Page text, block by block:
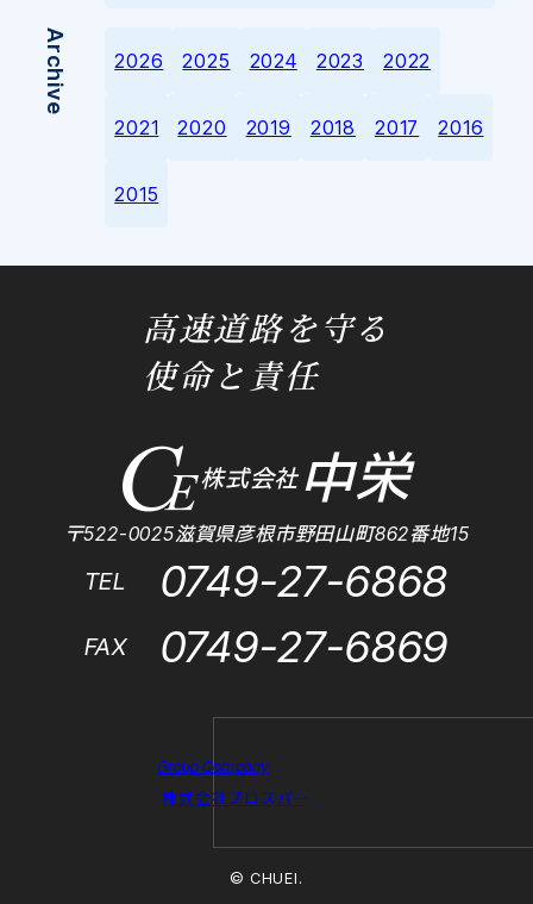
Archive 2026 2025 2024 2023 2022
2021 2020 2019 2018 2017 2016
2015
高速道路を守る
使命と責任
株式会社中栄
〒522-0025滋賀県彦根市野田山町862番地15
TEL 0749-27-6868
FAX 0749-27-6869
Group Company
株式会社プロスパー
© CHUEI.